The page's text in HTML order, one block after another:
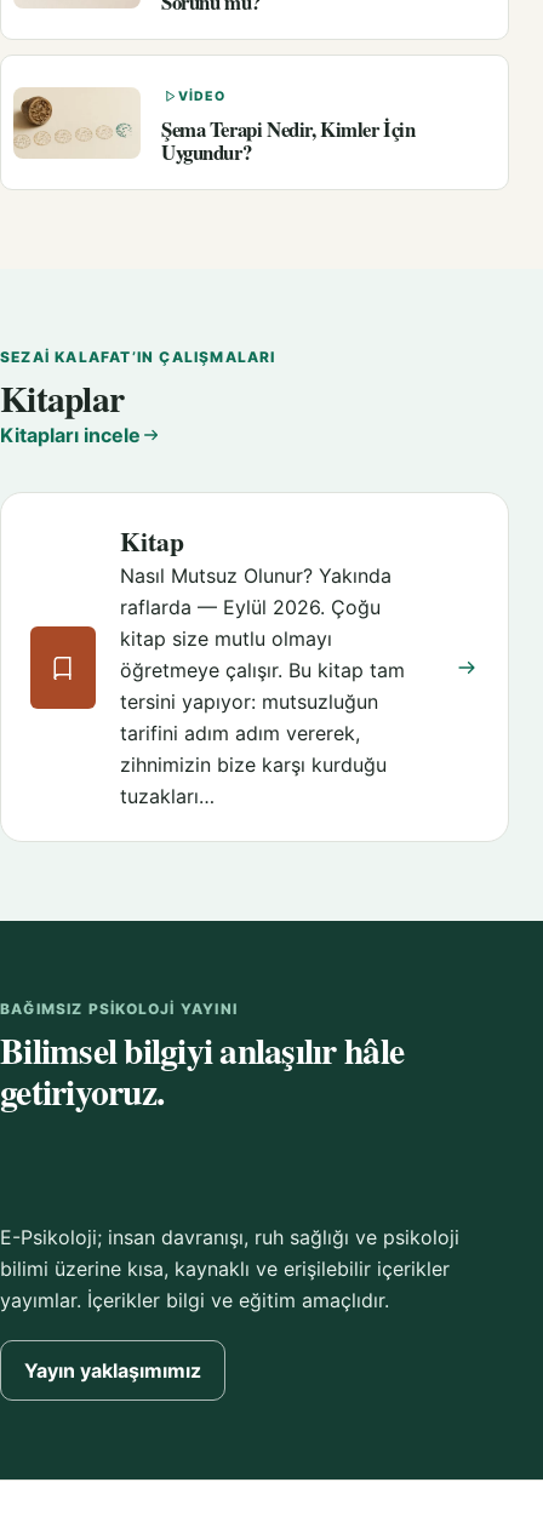
VIDEO
Şema Terapi Nedir, Kimler İçin
Uygundur?
SEZAI KALAFAT’IN ÇALIŞMALARI
Kitaplar
Kitapları incele
Kitap
Nasıl Mutsuz Olunur? Yakında
raflarda — Eylül 2026. Çoğu
kitap size mutlu olmayı
öğretmeye çalışır. Bu kitap tam
tersini yapıyor: mutsuzluğun
tarifini adım adım vererek,
zihnimizin bize karşı kurduğu
tuzakları…
BAĞIMSIZ PSIKOLOJI YAYINI
Bilimsel bilgiyi anlaşılır hâle
getiriyoruz.
E-Psikoloji; insan davranışı, ruh sağlığı ve psikoloji
bilimi üzerine kısa, kaynaklı ve erişilebilir içerikler
yayımlar. İçerikler bilgi ve eğitim amaçlıdır.
Yayın yaklaşımımız